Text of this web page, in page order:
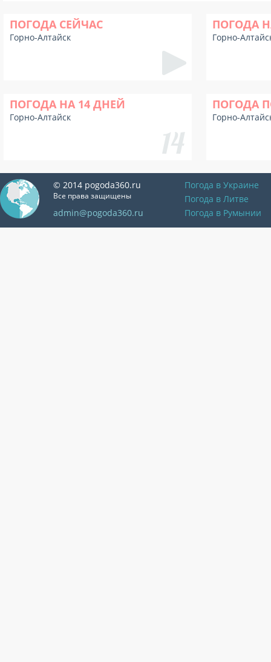
ПОГОДА СЕЙЧАС
Горно-Алтайск
ПОГОДА
Горно-
ПОГОДА НА 14 ДНЕЙ
Горно-Алтайск
ПОГОДА
Горно-
© 2014 pogoda360.ru
Все права защищены
admin@pogoda360.ru
Погода в Украине
Погода в Литве
Погода в Румынии